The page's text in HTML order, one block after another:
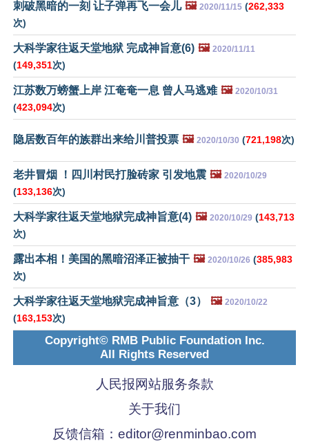
刺破黑暗的一刻 让子弹再飞一会儿 🖼️ 2020/11/15 (262,333
次)
大科学家往返天堂地狱 完成神旨意(6) 🖼️ 2020/11/11
(149,351次)
江苏数万螃蟹上岸 江奄奄一息 曾人马逃难 🖼️ 2020/10/31
(423,094次)
隐居数百年的族群出来给川普投票 🖼️ 2020/10/30 (721,198次)
老井冒烟 ！四川村民打脸砖家 引发地震 🖼️ 2020/10/29
(133,136次)
大科学家往返天堂地狱完成神旨意(4) 🖼️ 2020/10/29 (143,713
次)
露出本相！美国的黑暗沼泽正被抽干 🖼️ 2020/10/26 (385,983
次)
大科学家往返天堂地狱完成神旨意（3） 🖼️ 2020/10/22
(163,153次)
Copyright© RMB Public Foundation Inc.
All Rights Reserved
人民报网站服务条款
关于我们
反馈信箱： editor@renminbao.com